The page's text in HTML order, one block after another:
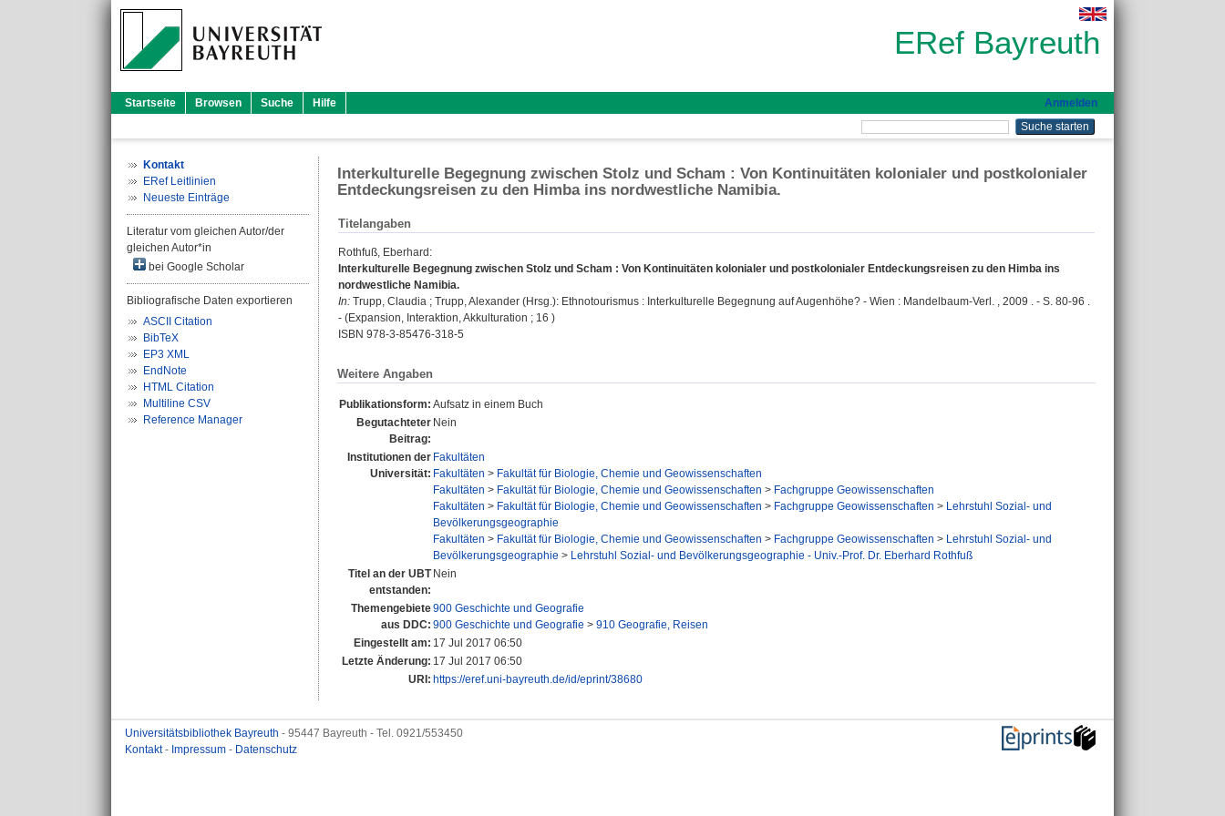
ERef Bayreuth
Startseite Browsen Suche Hilfe Anmelden
Kontakt
ERef Leitlinien
Neueste Einträge
Literatur vom gleichen Autor/der
gleichen Autor*in
bei Google Scholar
Bibliografische Daten exportieren
ASCII Citation
BibTeX
EP3 XML
EndNote
HTML Citation
Multiline CSV
Reference Manager
Interkulturelle Begegnung zwischen Stolz und Scham : Von Kontinuitäten kolonialer und postkolonialer
Entdeckungsreisen zu den Himba ins nordwestliche Namibia.
Titelangaben
Rothfuß, Eberhard :
Interkulturelle Begegnung zwischen Stolz und Scham : Von Kontinuitäten kolonialer und postkolonialer Entdeckungsreisen zu den Himba ins
nordwestliche Namibia.
In: Trupp, Claudia ; Trupp, Alexander (Hrsg.): Ethnotourismus : Interkulturelle Begegnung auf Augenhöhe? - Wien : Mandelbaum-Verl. , 2009 . - S. 80-96 .
- (Expansion, Interaktion, Akkulturation ; 16 )
ISBN 978-3-85476-318-5
Weitere Angaben
Publikationsform: Aufsatz in einem Buch
Begutachteter
Beitrag:
Nein
Institutionen der
Universität:
Fakultäten
Fakultäten > Fakultät für Biologie, Chemie und Geowissenschaften
Fakultäten > Fakultät für Biologie, Chemie und Geowissenschaften > Fachgruppe Geowissenschaften
Fakultäten > Fakultät für Biologie, Chemie und Geowissenschaften > Fachgruppe Geowissenschaften > Lehrstuhl Sozial- und
Bevölkerungsgeographie
Fakultäten > Fakultät für Biologie, Chemie und Geowissenschaften > Fachgruppe Geowissenschaften > Lehrstuhl Sozial- und
Bevölkerungsgeographie > Lehrstuhl Sozial- und Bevölkerungsgeographie - Univ.-Prof. Dr. Eberhard Rothfuß
Titel an der UBT
entstanden:
Nein
Themengebiete
aus DDC:
900 Geschichte und Geografie
900 Geschichte und Geografie > 910 Geografie, Reisen
Eingestellt am: 17 Jul 2017 06:50
Letzte Änderung: 17 Jul 2017 06:50
URI: https://eref.uni-bayreuth.de/id/eprint/38680
Universitätsbibliothek Bayreuth - 95447 Bayreuth - Tel. 0921/553450
Kontakt- Impressum - Datenschutz